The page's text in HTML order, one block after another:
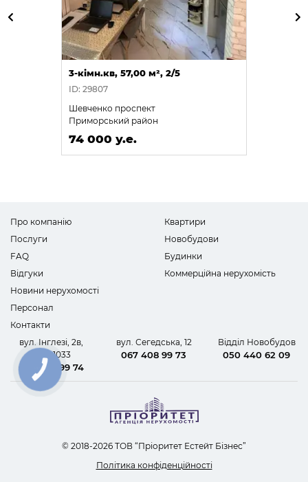
3-кімн.кв, 57,00 м², 2/5
ID: 29807
Шевченко проспект
Приморський район
74 000 у.е.
Про компанію
Послуги
FAQ
Відгуки
Новини нерухомості
Персонал
Контакти
Квартири
Новобудови
Будинки
Коммерційна нерухомість
вул. Інглезі, 2в,
офіс 1033
067 408 99 74
вул. Сегедська, 12
067 408 99 73
Відділ Новобудов
050 440 62 09
© 2018-2026 ТОВ “Пріоритет Естейт Бізнес”
Політика конфіденційності
КНОПКА
ЗВ'ЯЗКУ